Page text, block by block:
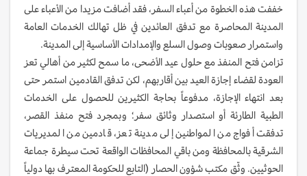
خففت هذه الخطوة من أعباء السفر، فقد أضافت مزيدا من الأعباء على
المدينة المحاصرة مع تدفق العائدين في ظل تهالك الخدمات العامة
واستمرار صعوبات وصول السلع والإمدادات الأساسية إلى المدينة.
تزامن فتح المنفذ مع حلول عيد الأضحى، ما سمح لكثير من أهالي تعز
العودة لقضاء إجازة العيد بين أقاربهم، لكن تدفق القادمين استمر حتى
بعد انتهاء الإجازة، مدفوعاً بحاجة الكثيرين للحصول على الخدمات
الطبية الطارئة أو استصدار وثائق سفر؛ وبمجرد فتح منفذ القصر،
تدفقت أفواج من المواطنين إلى مدينة تعز، قادمين من المديريات
الشرقية بالمحافظة ومن باقي المحافظات الواقعة تحت سيطرة جماعة
الحوثيين. وثّق مكتب شؤون الحصار (التابع للحكومة المعترف بها دولياً